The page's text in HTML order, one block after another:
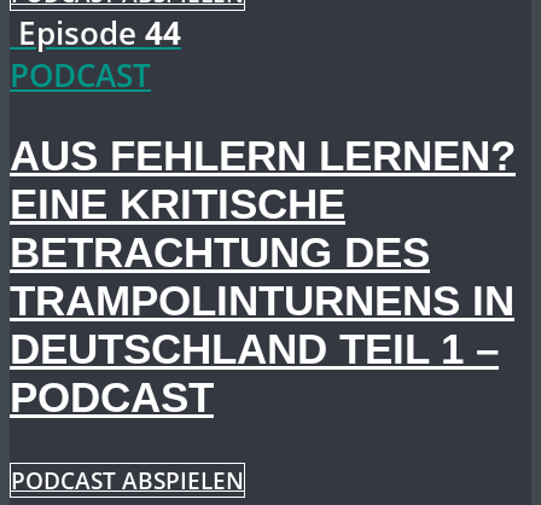
Episode 44
PODCAST
AUS FEHLERN LERNEN?
EINE KRITISCHE
BETRACHTUNG DES
TRAMPOLINTURNENS IN
DEUTSCHLAND TEIL 1 –
PODCAST
PODCAST ABSPIELEN